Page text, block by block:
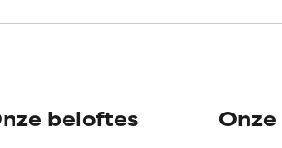
beoordeeld omdat we het onderzoek
beoordeeld omdat we het onderzoek
beloftes